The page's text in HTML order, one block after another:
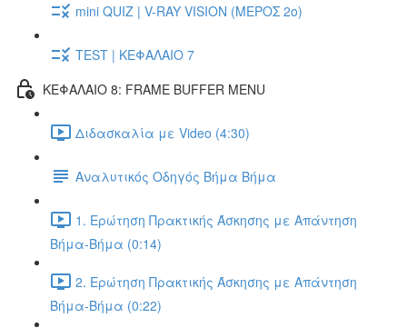
mini QUIZ | V-RAY VISION (ΜΕΡΟΣ 2ο)
TEST | ΚΕΦΑΛΑΙΟ 7
ΚΕΦΑΛΑΙΟ 8: FRAME BUFFER MENU
Διδασκαλία με Video (4:30)
Αναλυτικός Οδηγός Βήμα Βήμα
1. Ερώτηση Πρακτικής Άσκησης με Απάντηση
Βήμα-Βήμα (0:14)
2. Ερώτηση Πρακτικής Άσκησης με Απάντηση
Βήμα-Βήμα (0:22)